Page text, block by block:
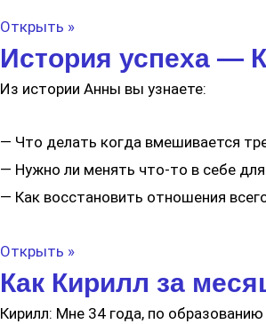
Открыть »
История успеха —
Из истории Анны вы узнаете:
— Что делать когда вмешивается
— Нужно ли менять что-то в себе
— Как восстановить отношения
Открыть »
Как Кирилл за
Кирилл: Мне 34 года, по